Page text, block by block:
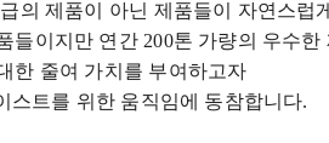
의 제품이 아닌 제품들이 자연스럽
들이지만 연간200톤 가량의 우수한
한 줄여 가치를 부여하고자
스트를 위한 움직임에 동참합니다.